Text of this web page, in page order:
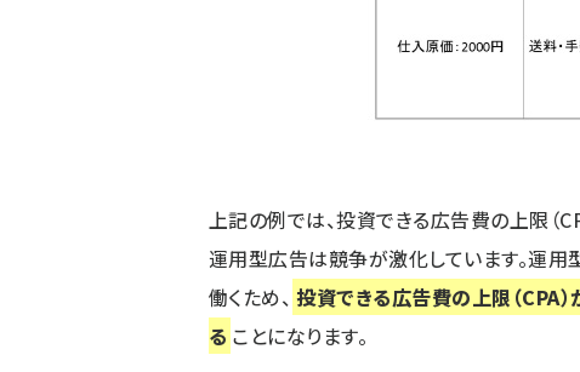
上記の例では、投資できる広告費の上限（
運用型広告は競争が激化しています。運
働くため、 投資できる広告費の上限（CPA
る ことになります。